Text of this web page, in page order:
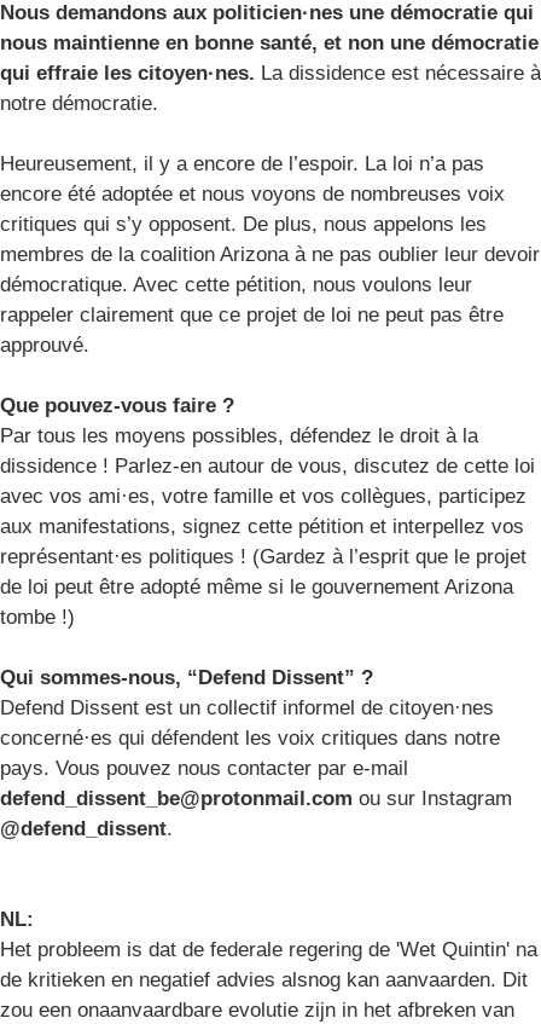
Nous demandons aux politicien·nes une démocratie qui
nous maintienne en bonne santé, et non une démocratie
qui effraie les citoyen·nes. La dissidence est nécessaire à
notre démocratie.
Heureusement, il y a encore de l’espoir. La loi n’a pas
encore été adoptée et nous voyons de nombreuses voix
critiques qui s’y opposent. De plus, nous appelons les
membres de la coalition Arizona à ne pas oublier leur devoir
démocratique. Avec cette pétition, nous voulons leur
rappeler clairement que ce projet de loi ne peut pas être
approuvé.
Que pouvez-vous faire ?
Par tous les moyens possibles, défendez le droit à la
dissidence ! Parlez-en autour de vous, discutez de cette loi
avec vos ami·es, votre famille et vos collègues, participez
aux manifestations, signez cette pétition et interpellez vos
représentant·es politiques ! (Gardez à l’esprit que le projet
de loi peut être adopté même si le gouvernement Arizona
tombe !)
Qui sommes-nous, “Defend Dissent” ?
Defend Dissent est un collectif informel de citoyen·nes
concerné·es qui défendent les voix critiques dans notre
pays. Vous pouvez nous contacter par e-mail
defend_dissent_be@protonmail.com ou sur Instagram
@defend_dissent.
NL:
Het probleem is dat de federale regering de 'Wet Quintin' na
de kritieken en negatief advies alsnog kan aanvaarden. Dit
zou een onaanvaardbare evolutie zijn in het afbreken van